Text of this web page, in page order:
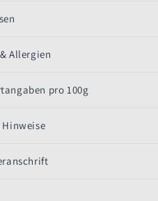
Allergien
pro 100g